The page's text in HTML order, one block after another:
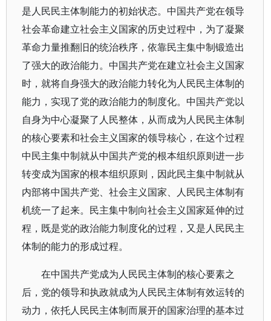
是人民民主体制能力的初始状态。中国共产党在领导
社会革命建立社会主义国家的历史过程中，为了凝聚
革命力量推翻旧的统治秩序，依靠民主集中制锻造出
了强大的政治能力。中国共产党在建立社会主义国家
时，就将自身强大的政治能力转化为人民民主体制的
能力，实现了党的政治能力的制度化。中国共产党以
自身为中心凝聚了人民整体，从而成为人民民主体制
的核心要素和社会主义国家的领导核心，在这个过程
中民主集中制就从中国共产党的根本组织原则进一步
转变成为国家的根本组织原则，因此民主集中制就从
内部将中国共产党、社会主义国家、人民民主体制有
机统一了起来。民主集中制向社会主义国家延伸的过
程，既是党的政治能力制度化的过程，又是人民民主
体制的能力的形成过程。
在中国共产党成为人民民主体制的核心要素之
后，党的领导和执政就成为人民民主体制有效运转的
动力，依托人民民主体制而展开的国家治理的基本过